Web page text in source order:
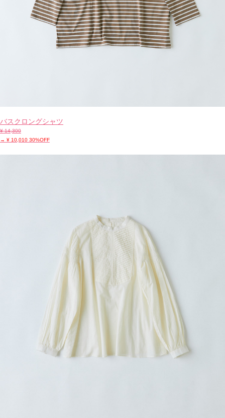
バスクロングシャツ
¥ 14,300
→ ¥ 10,010 30%OFF